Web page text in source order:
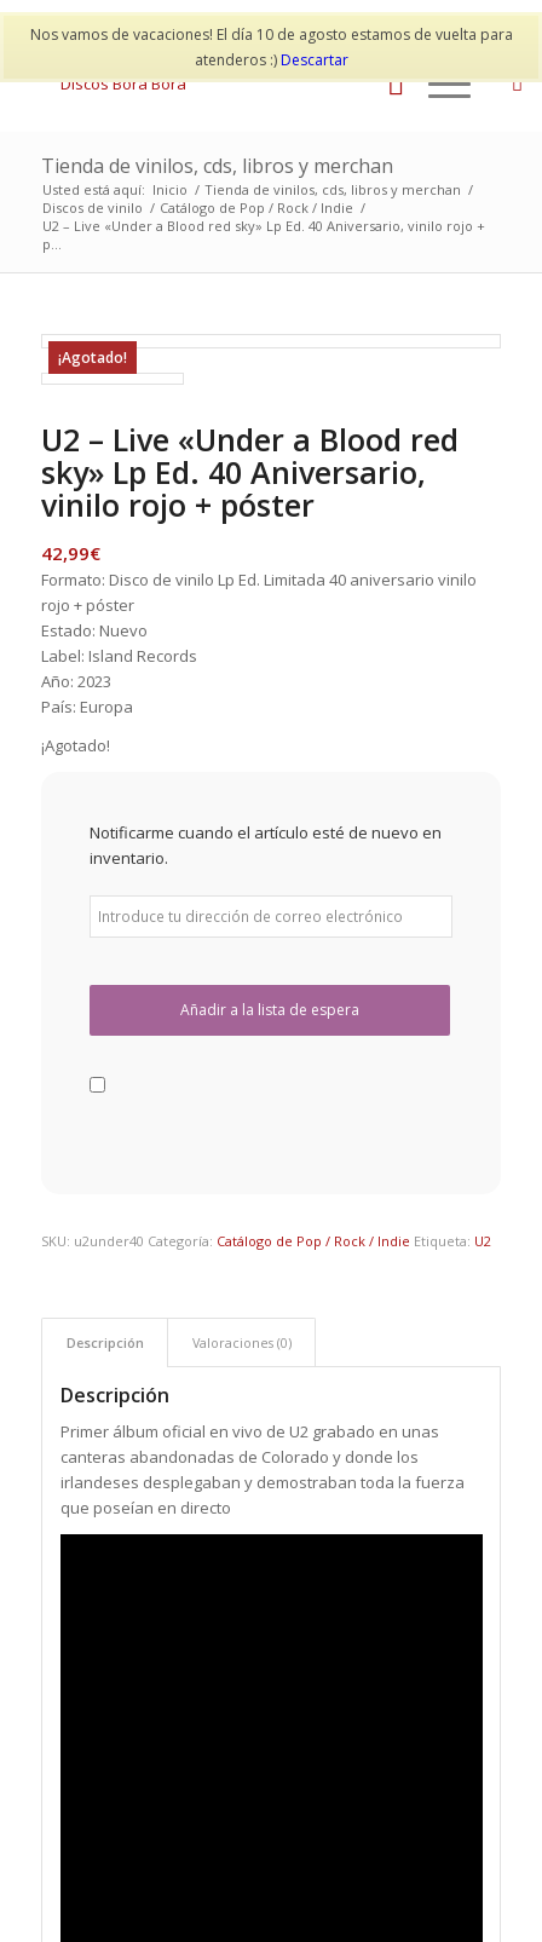
Nos vamos de vacaciones! El día 10 de agosto estamos de vuelta para
atenderos :)Descartar
Mi cuenta Contacto
Tienda de vinilos, cds, libros y merchan
Usted está aquí: Inicio / Tienda de vinilos, cds, libros y merchan /
Discos de vinilo / Catálogo de Pop / Rock / Indie /
U2 – Live «Under a Blood red sky» Lp Ed. 40 Aniversario, vinilo rojo +
p...
¡Agotado!
U2 – Live «Under a Blood red
sky» Lp Ed. 40 Aniversario,
vinilo rojo + póster
42,99€
Formato: Disco de vinilo Lp Ed. Limitada 40 aniversario vinilo
rojo + póster
Estado: Nuevo
Label: Island Records
Año: 2023
País: Europa
¡Agotado!
Notificarme cuando el artículo esté de nuevo en
inventario.
SKU: u2under40 Categoría: Catálogo de Pop / Rock / Indie Etiqueta: U2
Descripción Valoraciones (0)
Descripción
Primer álbum oficial en vivo de U2 grabado en unas
canteras abandonadas de Colorado y donde los
irlandeses desplegaban y demostraban toda la fuerza
que poseían en directo